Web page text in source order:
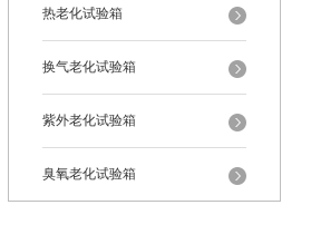
热老化试验箱
换气老化试验箱
紫外老化试验箱
臭氧老化试验箱